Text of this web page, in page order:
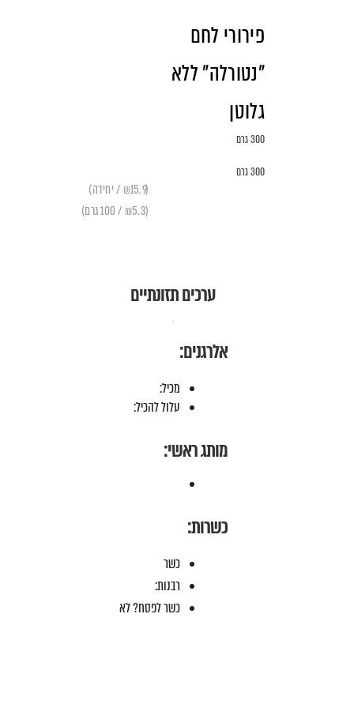
פירורי לחם
"נטורלה" ללא
גלוטן
300 גרם
300 גרם
(₪15.9 / יחידה)
(₪5.3 / 100 גרם)
ערכים תזונתיים
אלרגנים:
מכיל:
עלול להכיל:
מותג ראשי:
כשרות:
כשר
רבנות:
כשר לפסח? לא